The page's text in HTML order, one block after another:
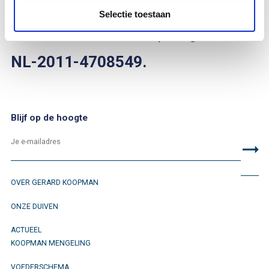
Selectie toestaan
Je kan hem vinden op ringnummer
NL-2011-4708549.
Blijf op de hoogte
OVER GERARD KOOPMAN
ONZE DUIVEN
ACTUEEL
KOOPMAN MENGELING
VOEDERSCHEMA